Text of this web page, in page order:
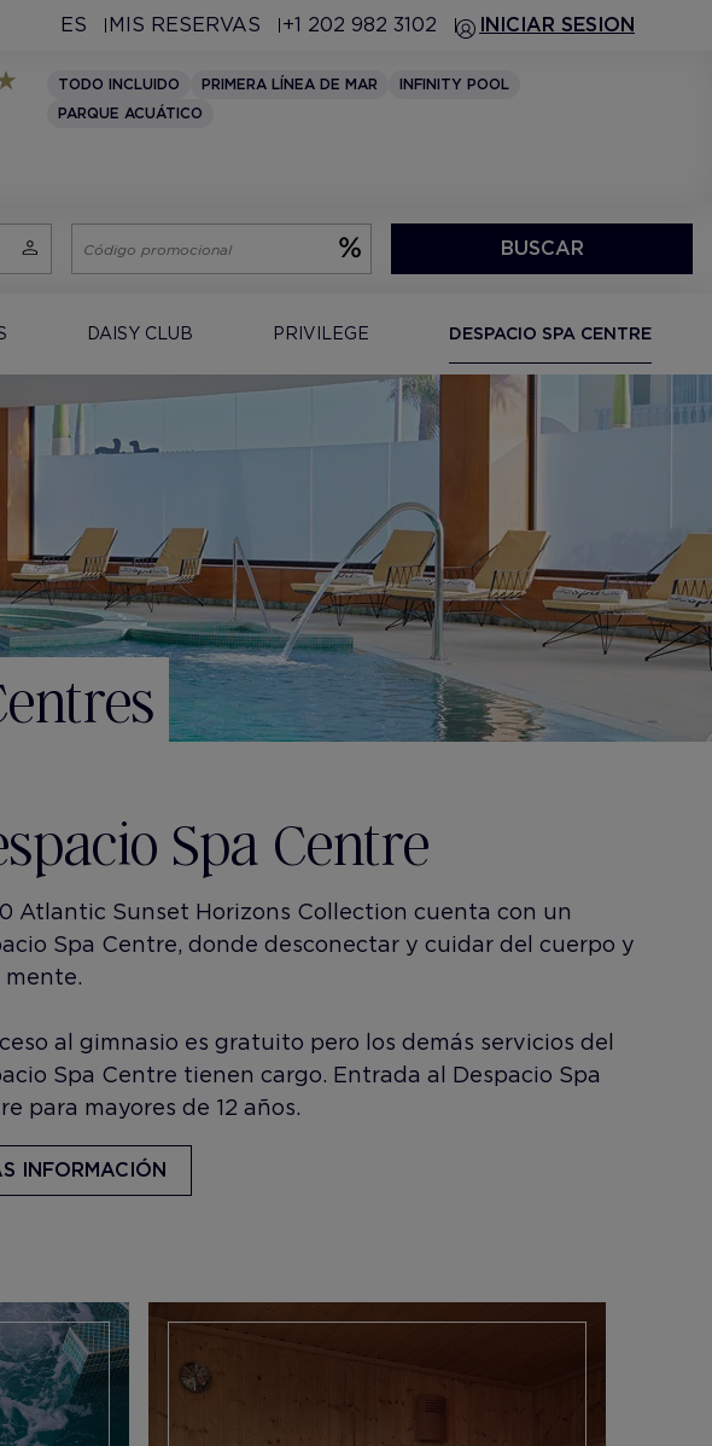
ES MIS RESERVAS +1 202 982 3102 INICIAR SESION
TODO INCLUIDO PRIMERA LÍNEA DE MAR
INFINITY POOL
PARQUE ACUÁTICO
BUSCAR
DAISY CLUB PRIVILEGE DESPACIO SPA CENTRE
Spa Centre
Atlantic Sunset Horizons Collection cuenta con un
Spa Centre, donde desconectar y cuidar del cuerpo y
mente.
al gimnasio es gratuito pero los demás servicios del
Spa Centre tienen cargo. Entrada al Despacio Spa
para mayores de 12 años.
INFORMACIÓN